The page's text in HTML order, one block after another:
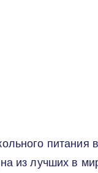
питания
из лучших в